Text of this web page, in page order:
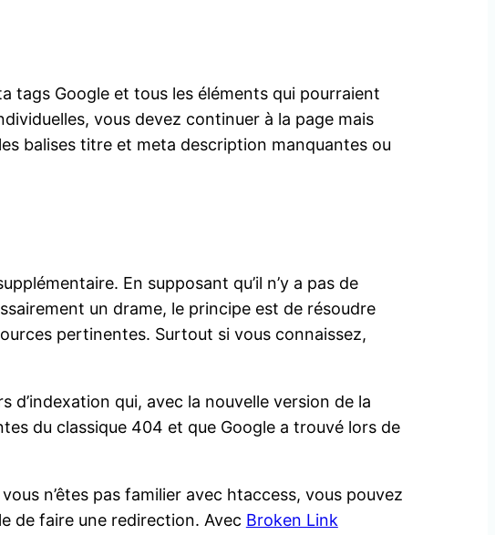
tags Google et tous les éléments qui pourraient
vous devez continuer à la page mais
balises titre et meta description manquantes ou
En supposant qu’il n’y a pas de
un drame, le principe est de résoudre
pertinentes. Surtout si vous connaissez,
d’indexation qui, avec la nouvelle version de la
du classique 404 et que Google a trouvé lors de
vous n’êtes pas familier avec htaccess, vous pouvez
de faire une redirection. Avec Broken Link